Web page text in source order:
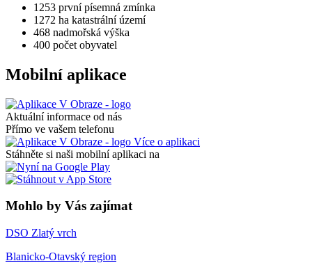
1253 první písemná zmínka
1272 ha katastrální území
468 nadmořská výška
400 počet obyvatel
Mobilní aplikace
Aktuální informace od nás
Přímo ve vašem telefonu
Více o aplikaci
Stáhněte si naši mobilní aplikaci na
Mohlo by Vás zajímat
DSO Zlatý vrch
Blanicko-Otavský region